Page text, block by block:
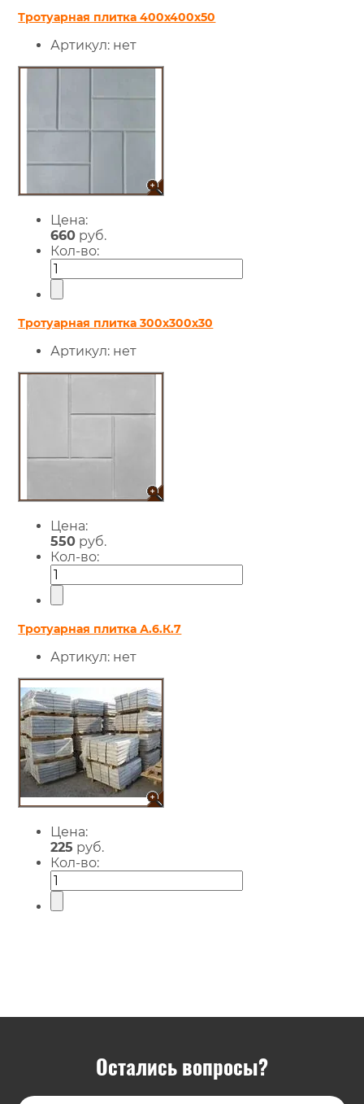
Тротуарная плитка 400х400х50
Артикул: нет
Цена:
660 руб.
Кол-во:
Тротуарная плитка 300х300х30
Артикул: нет
Цена:
550 руб.
Кол-во:
Тротуарная плитка А.6.К.7
Артикул: нет
Цена:
225 руб.
Кол-во:
Остались вопросы?